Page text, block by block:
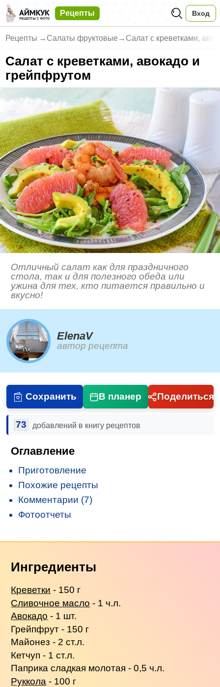
Рецепты Вход
Рецепты → Салаты фруктовые → Салат с креветками,
Салат с креветками, авокадо и
грейпфрутом
Отличный салат как для праздничного
стола, так и для полезного обеда или
ужина для тех, кто питается правильно и
вкусно!
ElenaV
автор рецепта
Сохранить В планер Поделиться
73 добавлений в книгу рецептов
Оглавление
Приготовление
Похожие рецепты
Комментарии (7)
Фотоотчеты
Ингредиенты
Креветки - 150 г
Сливочное масло - 1 ч.л.
Авокадо - 1 шт.
Грейпфрут - 150 г
Майонез - 2 ст.л.
Кетчуп - 1 ст.л.
Паприка сладкая молотая - 0,5 ч.л.
Руккола - 100 г